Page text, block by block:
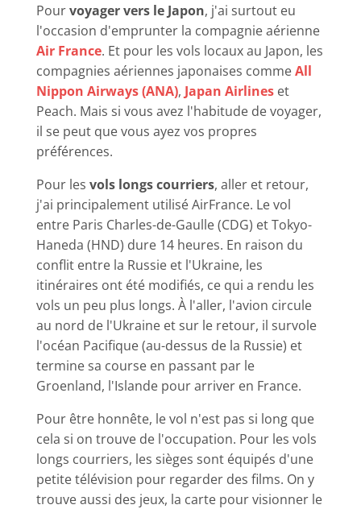
Pourvoyager vers le Japon, j'ai surtout eu
l'occasion d'emprunter la compagnie aérienne
Air France. Et pour les vols locaux au Japon, les
compagnies aériennes japonaises commeAll
Nippon Airways (ANA), Japan Airlineset
Peach. Mais si vous avez l'habitude de voyager,
il se peut que vous ayez vos propres
préférences.
Pour les vols longs courriers, aller et retour,
j'ai principalement utilisé AirFrance. Le vol
entre Paris Charles-de-Gaulle (CDG) et Tokyo-
Haneda (HND) dure 14 heures. En raison du
conflit entre la Russie et l'Ukraine, les
itinéraires ont été modifiés, ce qui a rendu les
vols un peu plus longs. À l'aller, l'avion circule
au nord de l'Ukraine et sur le retour, il survole
l'océan Pacifique (au-dessus de la Russie) et
termine sa course en passant par le
Groenland, l'Islande pour arriver en France.
Pour être honnête, le vol n'est pas si long que
cela si on trouve de l'occupation. Pour les vols
longs courriers, les sièges sont équipés d'une
petite télévision pour regarder des films. On y
trouve aussi des jeux, la carte pour visionner le